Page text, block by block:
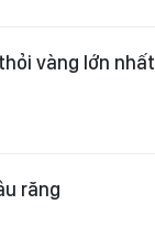
vàng lớn nhất
răng